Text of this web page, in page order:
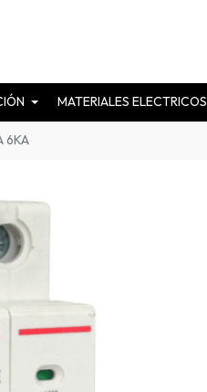
MATERIALES ELECTRICOS
6KA